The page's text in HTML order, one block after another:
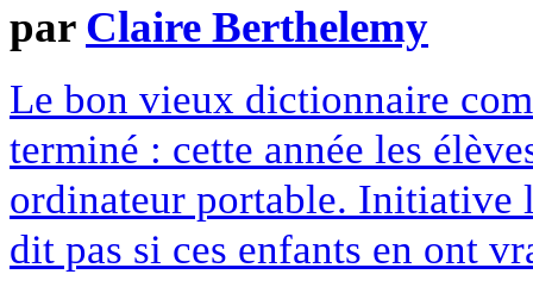
par Claire Berthelemy
Le bon vieux dictionnaire
terminé : cette année les
ordinateur portable. Initiative
dit pas si ces enfants en ont